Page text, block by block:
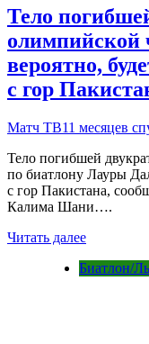
Тело
олимпийской
вероятно,
с гор
Матч ТВ11 месяцев
Тело погибшей
по биатлону Лауры
с гор Пакистана,
Калима Шани….
Читать далее
Биатлон/